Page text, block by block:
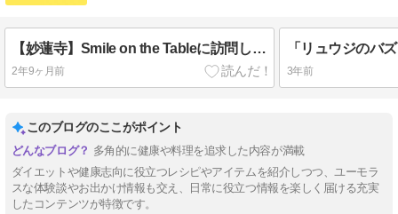
【妙蓮寺】Smile on the Tableに訪問した件
2年9ヶ月前 3年前
このブログのここがポイント
多角的に健康や料理を追求した内容が満載
ダイエットや健康志向に役立つレシピやアイテムを紹介しつつ、ユーモラ
スな体験談やお出かけ情報も交え、日常に役立つ情報を楽しく届ける充実
したコンテンツが特徴です。